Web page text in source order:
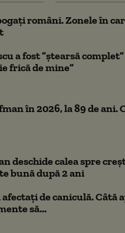
români. Zonele în
a fost ”ștearsă
frică de mine”
în 2026, la 89 de ani.
deschide calea spre
bună după 2 ani
de caniculă. Câtă
să...